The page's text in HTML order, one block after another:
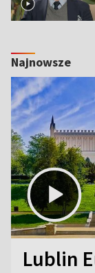
Najnowsze
Lublin